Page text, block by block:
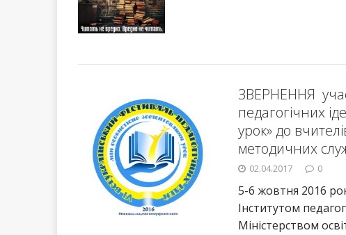
ЗВЕРНЕННЯ
педагогічних
урок» до
методичних
02.04.2017 0
5-6 жовтня 2016
Інститутом
Міністерством